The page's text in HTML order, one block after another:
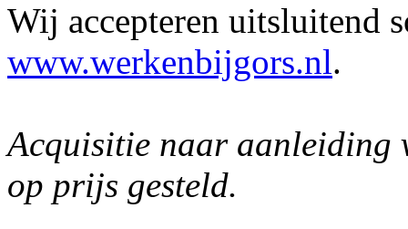
Wij accepteren uitsluitend
www.werkenbijgors.nl.
Acquisitie naar aanleiding
op prijs gesteld.